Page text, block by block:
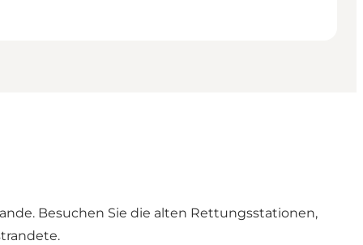
Besuchen Sie die alten Rettungsstationen,